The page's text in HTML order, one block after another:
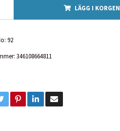
LÄGG I KORGEN
92
346108664811